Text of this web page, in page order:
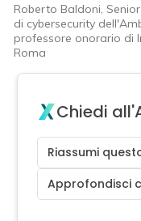
Roberto Baldoni,
di cybersecurity
professore onorario di
Roma
Chiedi
Riassumi
Approfondisci